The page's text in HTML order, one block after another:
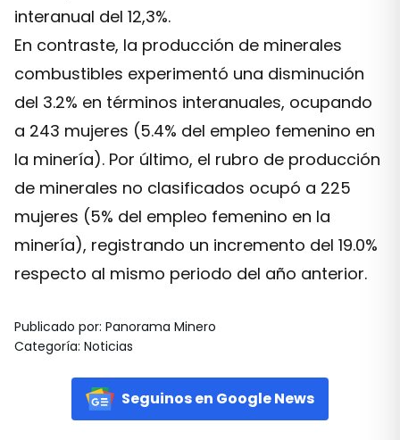
interanual del 12,3%.
En contraste, la producción de minerales
combustibles experimentó una disminución
del 3.2% en términos interanuales, ocupando
a 243 mujeres (5.4% del empleo femenino en
la minería). Por último, el rubro de producción
de minerales no clasificados ocupó a 225
mujeres (5% del empleo femenino en la
minería), registrando un incremento del 19.0%
respecto al mismo periodo del año anterior.
Publicado por: Panorama Minero
Categoría: Noticias
Seguinos en Google News